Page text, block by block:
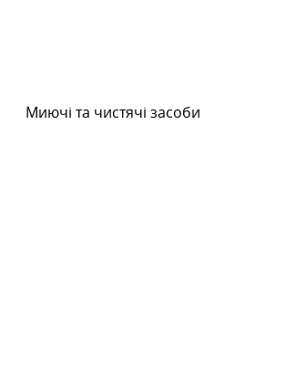
Миючі та чистячі засоби